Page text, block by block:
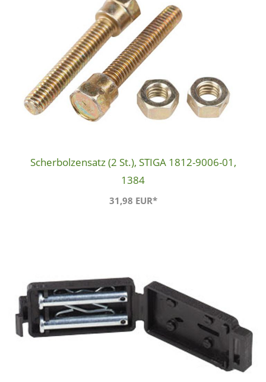
Scherbolzensatz (2 St.), STIGA 1812-9006-01,
1384
31,98 EUR*